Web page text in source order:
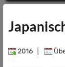
2016